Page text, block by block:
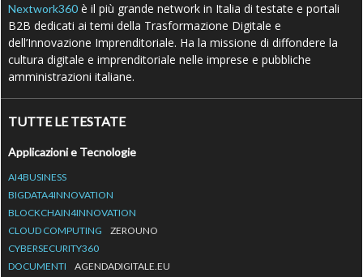
Nextwork360 è il più grande network in Italia di testate e portali
B2B dedicati ai temi della Trasformazione Digitale e
dell’Innovazione Imprenditoriale. Ha la missione di diffondere la
cultura digitale e imprenditoriale nelle imprese e pubbliche
amministrazioni italiane.
TUTTE LE TESTATE
Applicazioni e Tecnologie
AI4BUSINESS
BIGDATA4INNOVATION
BLOCKCHAIN4INNOVATION
CLOUD COMPUTING
ZEROUNO
CYBERSECURITY360
DOCUMENTI
AGENDADIGITALE.EU